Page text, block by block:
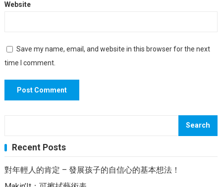
Website
Save my name, email, and website in this browser for the next
time I comment.
Search
Recent Posts
對年輕人的肯定 – 發展孩子的自信心的基本想法！